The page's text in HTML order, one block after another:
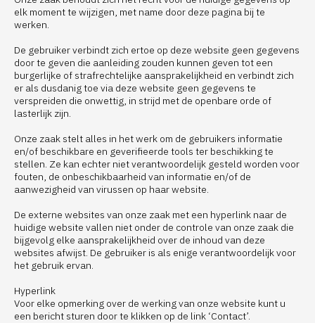
elk moment te wijzigen, met name door deze pagina bij te
werken.
De gebruiker verbindt zich ertoe op deze website geen gegevens
door te geven die aanleiding zouden kunnen geven tot een
burgerlijke of strafrechtelijke aansprakelijkheid en verbindt zich
er als dusdanig toe via deze website geen gegevens te
verspreiden die onwettig, in strijd met de openbare orde of
lasterlijk zijn.
Onze zaak stelt alles in het werk om de gebruikers informatie
en/of beschikbare en geverifieerde tools ter beschikking te
stellen. Ze kan echter niet verantwoordelijk gesteld worden voor
fouten, de onbeschikbaarheid van informatie en/of de
aanwezigheid van virussen op haar website.
De externe websites van onze zaak met een hyperlink naar de
huidige website vallen niet onder de controle van onze zaak die
bijgevolg elke aansprakelijkheid over de inhoud van deze
websites afwijst. De gebruiker is als enige verantwoordelijk voor
het gebruik ervan.
Hyperlink
Voor elke opmerking over de werking van onze website kunt u
een bericht sturen door te klikken op de link ‘Contact’.